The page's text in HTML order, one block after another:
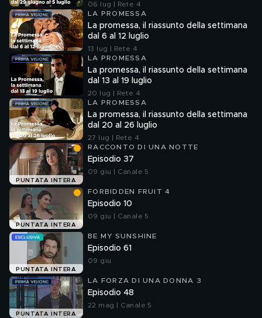
06 lug | Rete 4
LA PROMESSA
La promessa, il riassunto della settimana
dal 6 al 12 luglio
13 lug | Rete 4
LA PROMESSA
La promessa, il riassunto della settimana
dal 13 al 19 luglio
20 lug | Rete 4
LA PROMESSA
La promessa, il riassunto della settimana
dal 20 al 26 luglio
27 lug | Rete 4
PUNTATA INTERA
RACCONTO DI UNA NOTTE
Episodio 37
09 giu | Canale 5
PUNTATA INTERA
FORBIDDEN FRUIT 4
Episodio 10
09 giu | Canale 5
PUNTATA INTERA
BE MY SUNSHINE
Episodio 61
09 giu
PUNTATA INTERA
LA FORZA DI UNA DONNA 3
Episodio 48
22 mag | Canale 5